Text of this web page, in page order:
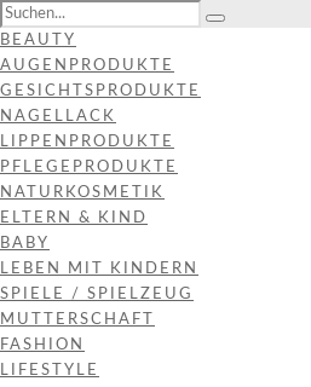
BEAUTY
AUGENPRODUKTE
GESICHTSPRODUKTE
NAGELLACK
LIPPENPRODUKTE
PFLEGEPRODUKTE
NATURKOSMETIK
ELTERN & KIND
BABY
LEBEN MIT KINDERN
SPIELE / SPIELZEUG
MUTTERSCHAFT
FASHION
LIFESTYLE